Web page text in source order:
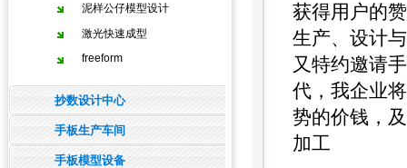
泥样公仔模型设计
激光快速成型
freeform
抄数设计中心
手板生产车间
手板模型设备
获得用户的
生产、设计
又特约邀请
代，我企业
势的价钱，
加工